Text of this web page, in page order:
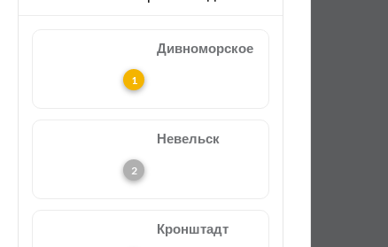
Дивноморское
Невельск
Кронштадт